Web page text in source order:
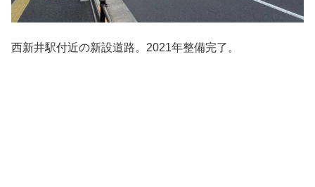
西新井駅付近の新設道路。2021年整備完了。